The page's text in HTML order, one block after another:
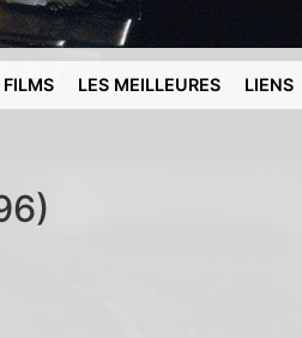
LES MEILLEURES LIENS